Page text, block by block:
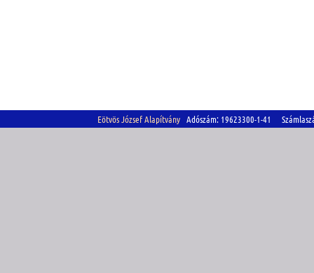
Eötvös József Alapítvány Adószám: 19623300-1-41